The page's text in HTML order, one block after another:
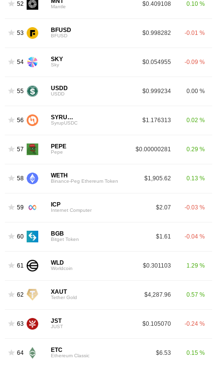
52 Mantle $0.409108 0.10 %
53 BFUSD
BFUSD $0.998282 -0.01 %
54 SKY
Sky $0.054955 -0.09 %
55 USDD
USDD $0.999234 0.00 %
56 SYRUPUSDC
SyrupUSDC $1.176313 0.02 %
57 PEPE
Pepe $0.00000281 0.29 %
58 WETH
Binance-Peg Ethereum Token $1,905.62 0.13 %
59 ICP
Internet Computer $2.07 -0.03 %
60 BGB
Bitget Token $1.61 -0.04 %
61 WLD
Worldcoin $0.301103 1.29 %
62 XAUT
Tether Gold $4,287.96 0.57 %
63 JST
JUST $0.105070 -0.24 %
64 ETC
Ethereum Classic $6.53 0.15 %